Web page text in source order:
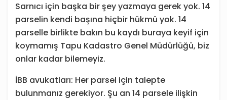
Sarnıcı için başka bir şey yazmaya gerek yok. 14
parselin kendi başına hiçbir hükmü yok. 14
parselle birlikte bakın bu kaydı buraya keyif için
koymamış Tapu Kadastro Genel Müdürlüğü, biz
onlar kadar bilemeyiz.
İBB avukatları: Her parsel için talepte
bulunmanız gerekiyor. Şu an 14 parsele ilişkin